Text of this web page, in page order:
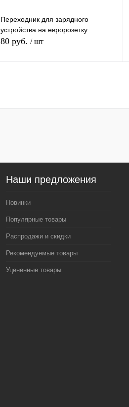
Переходник для зарядного
устройства на евророзетку
80 руб. / шт
Наши предложения
Новинки
Популярные товары
Распродажи и скидки
Рекомендуемые товары
Уцененные товары